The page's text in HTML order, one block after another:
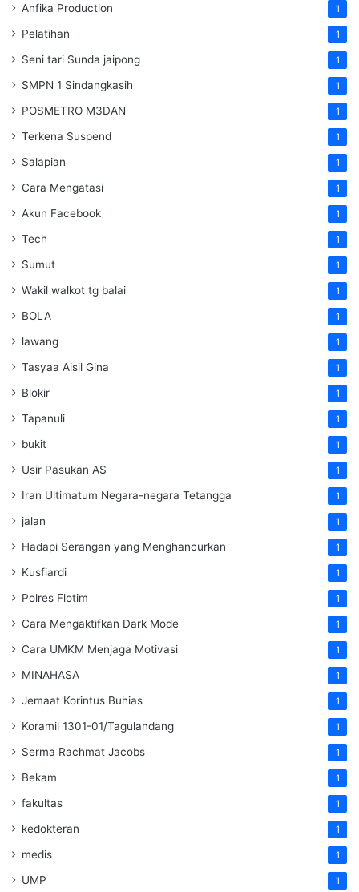
Anfika Production 1
Pelatihan 1
Seni tari Sunda jaipong 1
SMPN 1 Sindangkasih 1
POSMETRO M3DAN 1
Terkena Suspend 1
Salapian 1
Cara Mengatasi 1
Akun Facebook 1
Tech 1
Sumut 1
Wakil walkot tg balai 1
BOLA 1
lawang 1
Tasyaa Aisil Gina 1
Blokir 1
Tapanuli 1
bukit 1
Usir Pasukan AS 1
Iran Ultimatum Negara-negara Tetangga 1
jalan 1
Hadapi Serangan yang Menghancurkan 1
Kusfiardi 1
Polres Flotim 1
Cara Mengaktifkan Dark Mode 1
Cara UMKM Menjaga Motivasi 1
MINAHASA 1
Jemaat Korintus Buhias 1
Koramil 1301-01/Tagulandang 1
Serma Rachmat Jacobs 1
Bekam 1
fakultas 1
kedokteran 1
medis 1
UMP 1